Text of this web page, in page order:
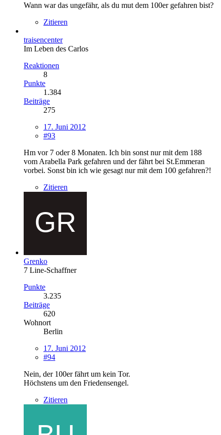
Wann war das ungefähr, als du mut dem 100er gefahren bist?
Zitieren
traisencenter
Im Leben des Carlos
Reaktionen
8
Punkte
1.384
Beiträge
275
17. Juni 2012
#93
Hm vor 7 oder 8 Monaten. Ich bin sonst nur mit dem 188
vom Arabella Park gefahren und der fährt bei St.Emmeran
vorbei. Sonst bin ich wie gesagt nur mit dem 100 gefahren?!
Zitieren
Grenko
7 Line-Schaffner
Punkte
3.235
Beiträge
620
Wohnort
Berlin
17. Juni 2012
#94
Nein, der 100er fährt um kein Tor.
Höchstens um den Friedensengel.
Zitieren